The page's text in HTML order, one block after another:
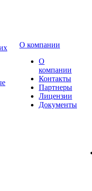
О компании
О
компании
Контакты
Партнеры
Лицензии
Документы